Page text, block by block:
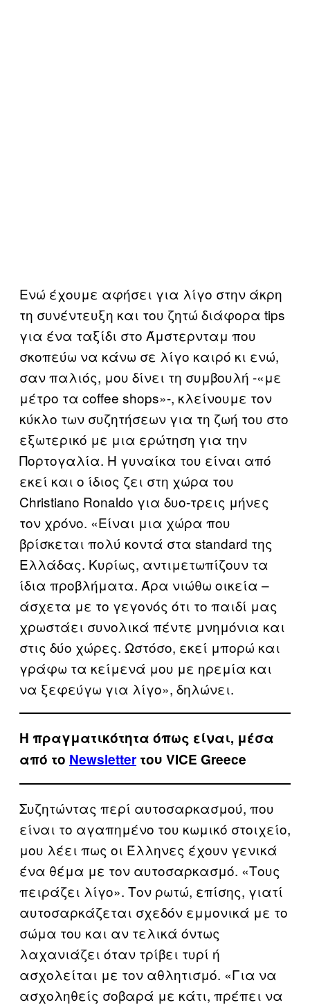
Ενώ έχουμε αφήσει για λίγο στην άκρη
τη συνέντευξη και του ζητώ διάφορα tips
για ένα ταξίδι στο Άμστερνταμ που
σκοπεύω να κάνω σε λίγο καιρό κι ενώ,
σαν παλιός, μου δίνει τη συμβουλή -«με
μέτρο τα coffee shops»-, κλείνουμε τον
κύκλο των συζητήσεων για τη ζωή του στο
εξωτερικό με μια ερώτηση για την
Πορτογαλία. Η γυναίκα του είναι από
εκεί και ο ίδιος ζει στη χώρα του
Christiano Ronaldo για δυο-τρεις μήνες
τον χρόνο. «Είναι μια χώρα που
βρίσκεται πολύ κοντά στα standard της
Ελλάδας. Κυρίως, αντιμετωπίζουν τα
ίδια προβλήματα. Άρα νιώθω οικεία –
άσχετα με το γεγονός ότι το παιδί μας
χρωστάει συνολικά πέντε μνημόνια και
στις δύο χώρες. Ωστόσο, εκεί μπορώ και
γράφω τα κείμενά μου με ηρεμία και
να ξεφεύγω για λίγο», δηλώνει.
Η πραγματικότητα όπως είναι, μέσα
από το Newsletter του VICE Greece
Συζητώντας περί αυτοσαρκασμού, που
είναι το αγαπημένο του κωμικό στοιχείο,
μου λέει πως οι Έλληνες έχουν γενικά
ένα θέμα με τον αυτοσαρκασμό. «Τους
πειράζει λίγο». Τον ρωτώ, επίσης, γιατί
αυτοσαρκάζεται σχεδόν εμμονικά με το
σώμα του και αν τελικά όντως
λαχανιάζει όταν τρίβει τυρί ή
ασχολείται με τον αθλητισμό. «Για να
ασχοληθείς σοβαρά με κάτι, πρέπει να